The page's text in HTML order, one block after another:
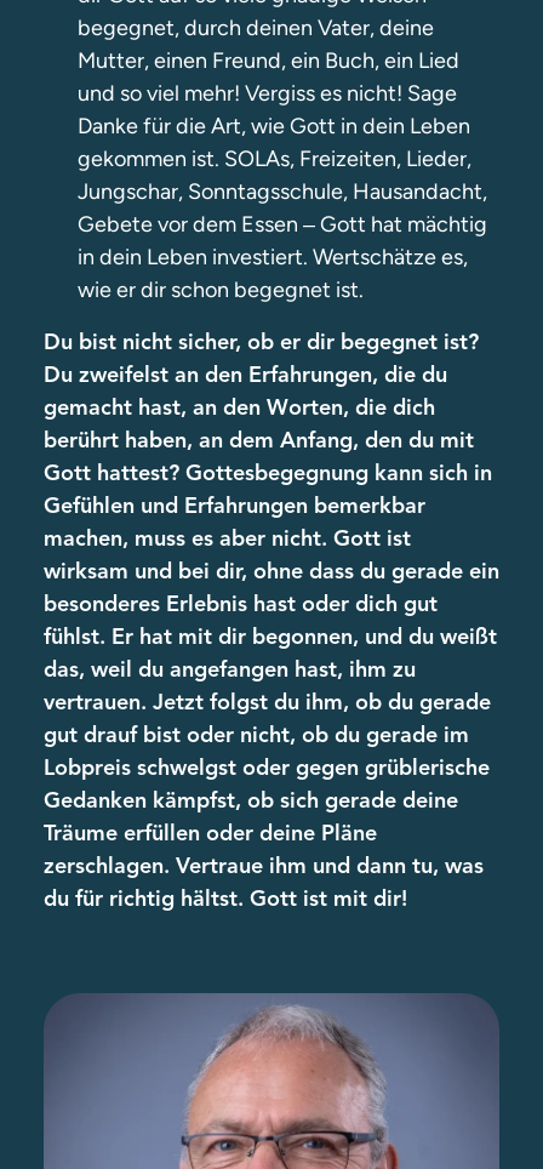
begegnet, durch deinen Vater, deine
Mutter, einen Freund, ein Buch, ein Lied
und so viel mehr! Vergiss es nicht! Sage
Danke für die Art, wie Gott in dein Leben
gekommen ist. SOLAs, Freizeiten, Lieder,
Jungschar, Sonntagsschule, Hausandacht,
Gebete vor dem Essen – Gott hat mächtig
in dein Leben investiert. Wertschätze es,
wie er dir schon begegnet ist.
Du bist nicht sicher, ob er dir begegnet ist?
Du zweifelst an den Erfahrungen, die du
gemacht hast, an den Worten, die dich
berührt haben, an dem Anfang, den du mit
Gott hattest? Gottesbegegnung kann sich in
Gefühlen und Erfahrungen bemerkbar
machen, muss es aber nicht. Gott ist
wirksam und bei dir, ohne dass du gerade ein
besonderes Erlebnis hast oder dich gut
fühlst. Er hat mit dir begonnen, und du weißt
das, weil du angefangen hast, ihm zu
vertrauen. Jetzt folgst du ihm, ob du gerade
gut drauf bist oder nicht, ob du gerade im
Lobpreis schwelgst oder gegen grüblerische
Gedanken kämpfst, ob sich gerade deine
Träume erfüllen oder deine Pläne
zerschlagen. Vertraue ihm und dann tu, was
du für richtig hältst. Gott ist mit dir!